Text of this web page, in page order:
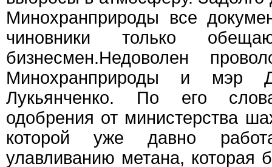
Минохранприроды все
чиновники только
бизнесмен.Недоволен
Минохранприроды и мэр
Лукьянченко. По его
одобрения от министерства
которой уже давно
улавливанию метана, которая